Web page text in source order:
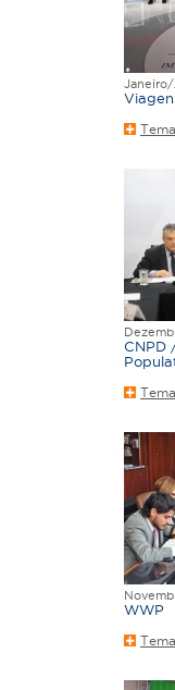
Janeiro/
CNPD
WWP